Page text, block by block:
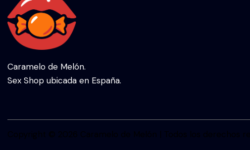
Caramelo de Melón.
Sex Shop ubicada en España.
Copyright © 2026 Caramelo de Melón | Todos los derechos